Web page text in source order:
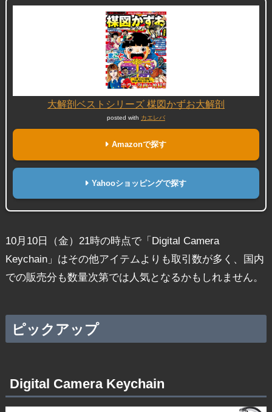
大解剖ベストシリーズ 楳図かずお大解剖
posted with カエレバ
Amazonで探す
Yahooショッピングで探す
10月10日（金）21時の時点で「Digital Camera
Keychain」はその他アイテムよりも取引数が多く、国内
での販売分も数量次第では人気となるかもしれません。
ピックアップ
Digital Camera Keychain